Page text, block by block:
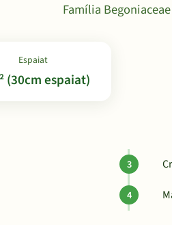
Família Begoniaceae
Espaiat
(30cm espaiat)